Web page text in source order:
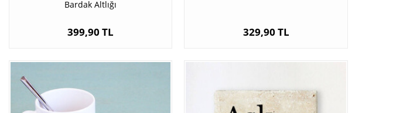
Bardak Altlığı
399,90 TL 329,90 TL